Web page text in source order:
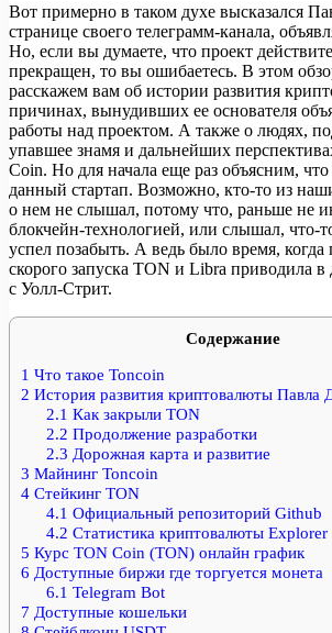
Вот примерно в таком духе высказался
странице своего телеграмм-канала,
Но, если вы думаете, что проект
прекращен, то вы ошибаетесь. В этом
расскажем вам об истории развития
причинах, вынудивших ее основателя
работы над проектом. А также о людях,
упавшее знамя и дальнейших
Coin. Но для начала еще раз объясним, что
данный стартап. Возможно, кто-то из
о нем не слышал, потому что, раньше не
блокчейн-технологией, или слышал, что-
успел позабыть. А ведь было время, когда
скорого запуска TON и Libra приводила
с Уолл-Стрит.
Содержание
1 Что такое Toncoin
2 История развития криптовалюты Павла
2.1 Как закрыли TON
2.2 Продолжение разработки
2.3 Дорожная карта и развитие
3 Майнинг Toncoin
4 Стейкинг TON
4.1 Официальный репозиторий Github
4.2 Статистика криптовалюты Explorer
5 Курс TON Coin (TON) онлайн график
6 Доступные биржи где торгуется монета
6.1 Telegram Bot
7 Доступные кошельки